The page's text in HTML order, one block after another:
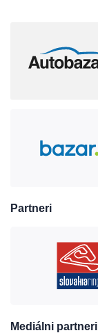
Partneri
Mediálni partneri